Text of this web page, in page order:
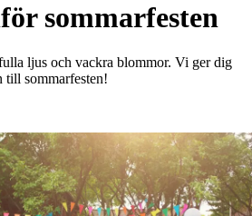
sommarfesten
ljus och vackra blommor. Vi ger dig
till sommarfesten!